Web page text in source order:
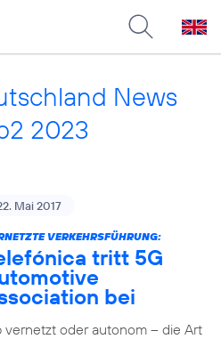
News
2023
Mai 2017
VERKEHRSFÜHRUNG:
tritt 5G
bei
vernetzt oder autonom – die Art